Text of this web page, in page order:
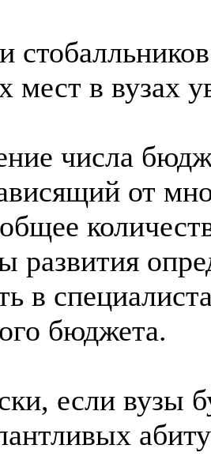
в вузах
числа
от
развития
в
бюджета.
если вузы